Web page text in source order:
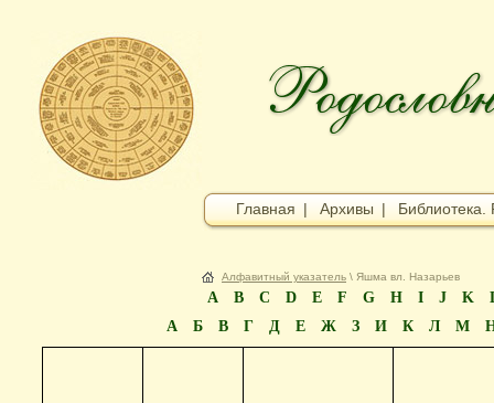
Главная | Архивы |
Алфавитный указатель \ Яшма вл. Назарьев
A B C D E F G H I J K
А
Б В Г Д Е Ж З И К Л М